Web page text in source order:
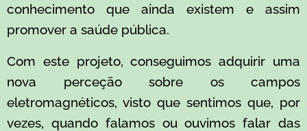
conhecimento que ainda existem e assim
promover a saúde pública.
Com este projeto, conseguimos adquirir uma
nova perceção sobre os campos
eletromagnéticos, visto que sentimos que, por
vezes, quando falamos ou ouvimos falar das